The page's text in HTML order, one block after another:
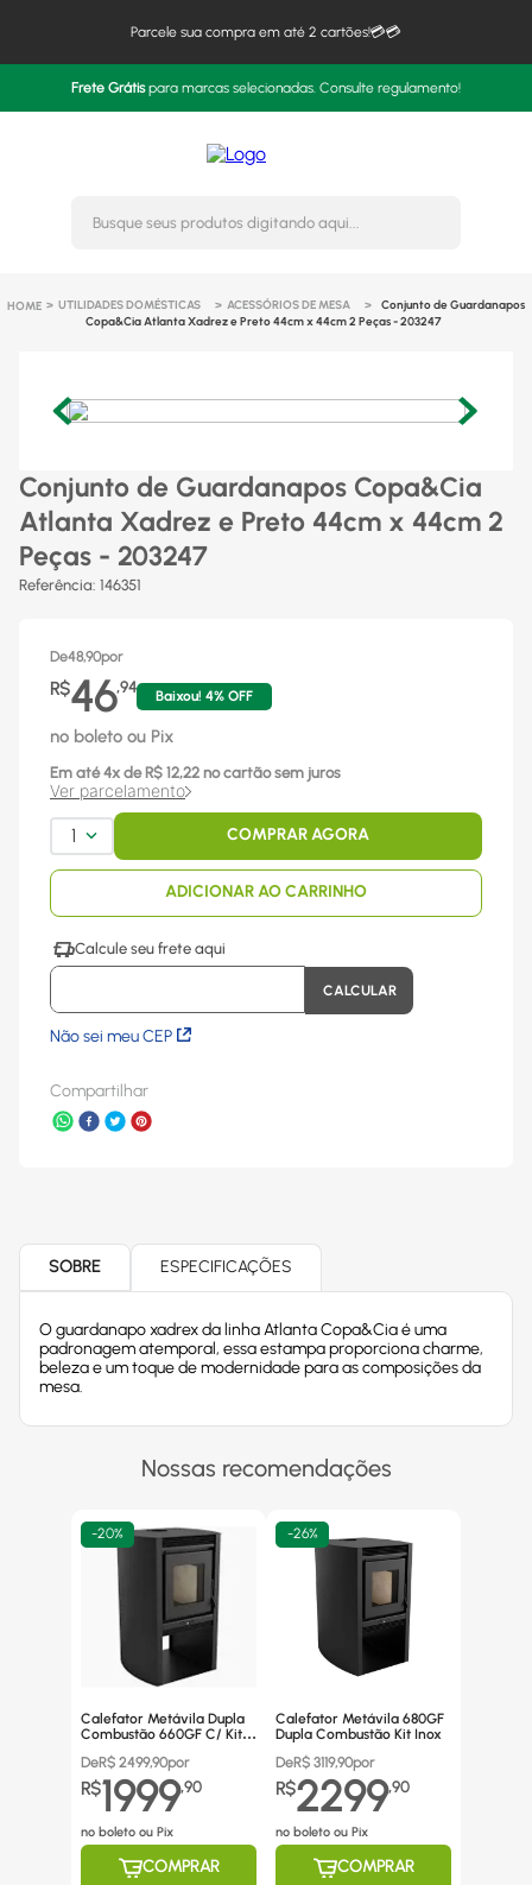
Parcele sua compra em até 2 cartões!💳💳
Frete Grátispara marcas selecionadas. Consulte regulamento!
Busque seus produtos
UTILIDADES DOMÉSTICAS ACESSÓRIOS DE MESA
Conjunto de Guardanapos
Copa&Cia Atlanta Xadrez e Preto 44cm x 44cm 2 Peças - 203247
Conjunto de Guardanapos Copa&Cia
Atlanta Xadrez e Preto 44cm x 44cm 2
Peças - 203247
Referência: 146351
De48,90por
R$46,94
Baixou! 4% OFF
no boleto ou Pix
Em até 4x de R$ 12,22 no cartão sem juros
Ver parcelamento
1 COMPRAR AGORA
ADICIONAR AO CARRINHO
Não sei meu CEP
Compartilhar
SOBRE ESPECIFICAÇÕES
O guardanapo xadrex da linha Atlanta Copa&Cia é uma
padronagem atemporal, essa estampa proporciona charme,
beleza e um toque de modernidade para as composições da
mesa.
Nossas recomendações
-20%
Calefator Metávila Dupla
Combustão 660GF C/ Kit
DeR$ 2499,90por
R$1999,90
no boleto ou Pix
COMPRAR
-26%
Calefator Metávila 680GF
Dupla Combustão Kit Inox
DeR$ 3119,90por
R$2299,90
no boleto ou Pix
COMPRAR